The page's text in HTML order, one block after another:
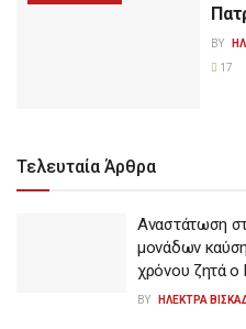
BY
17
Τελευταία Άρθρα
Αναστάτωση
μονάδων
χρόνου ζητά ο
BY ΗΛΕΚΤΡΑ